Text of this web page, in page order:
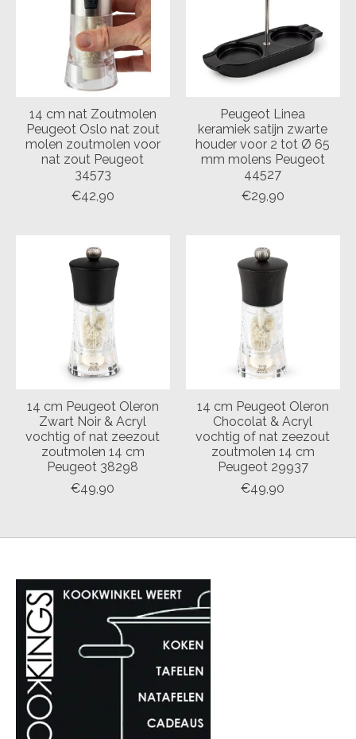
14 cm nat Zoutmolen
Peugeot Oslo nat zout
molen zoutmolen voor
nat zout Peugeot
34573
€42,90
Peugeot Linea
keramiek satijn zwarte
houder voor 2 tot Ø 65
mm molens Peugeot
44527
€29,90
14 cm Peugeot Oleron
Zwart Noir & Acryl
vochtig of nat zeezout
zoutmolen 14 cm
Peugeot 38298
€49,90
14 cm Peugeot Oleron
Chocolat & Acryl
vochtig of nat zeezout
zoutmolen 14 cm
Peugeot 29937
€49,90